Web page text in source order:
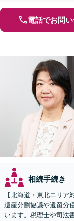
電話でお問
相続手続き
【北海道・東北エリア
遺産分割協議や遺留分
います。税理士や司法